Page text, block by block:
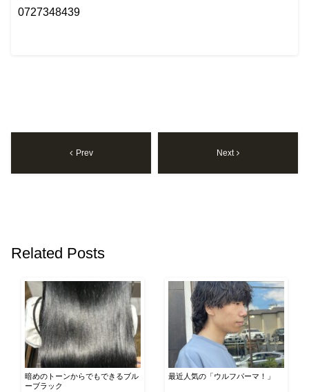
0727348439
Prev Next
Related Posts
暗めのトーンからでもできるブル
ーブラック
最近人気の「ウルフパーマ！」